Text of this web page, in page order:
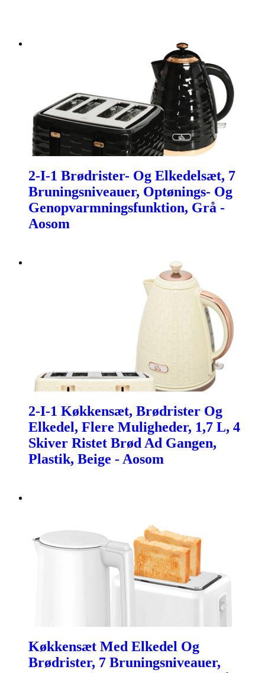
2-I-1 Brødrister- Og Elkedelsæt, 7
Bruningsniveauer, Optønings- Og
Genopvarmningsfunktion, Grå -
Aosom
2-I-1 Køkkensæt, Brødrister Og
Elkedel, Flere Muligheder, 1,7 L, 4
Skiver Ristet Brød Ad Gangen,
Plastik, Beige - Aosom
Køkkensæt Med Elkedel Og
Brødrister, 7 Bruningsniveauer,